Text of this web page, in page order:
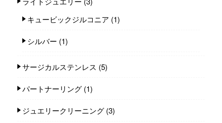
キュービックジルコニア (1)
シルバー (1)
サージカルステンレス (5)
パートナーリング (1)
ジュエリークリーニング (3)